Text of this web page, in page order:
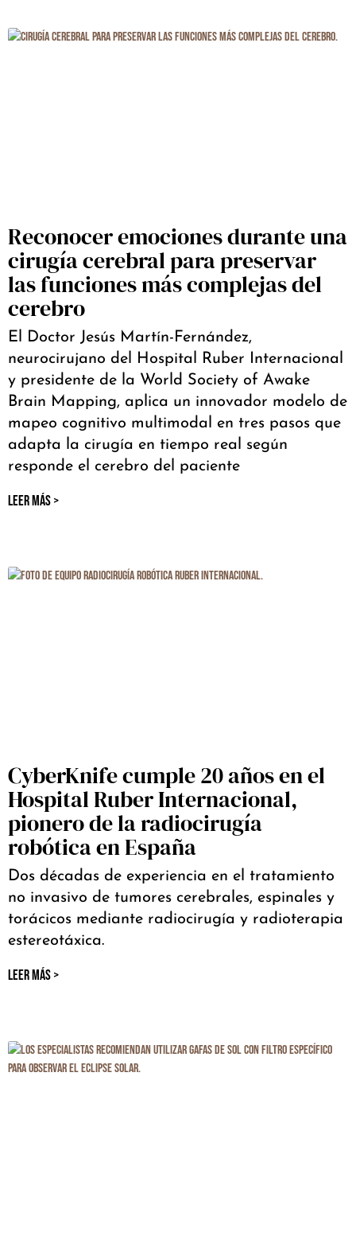
Reconocer emociones durante una
cirugía cerebral para preservar
las funciones más complejas del
cerebro
El Doctor Jesús Martín-Fernández,
neurocirujano del Hospital Ruber Internacional
y presidente de la World Society of Awake
Brain Mapping, aplica un innovador modelo de
mapeo cognitivo multimodal en tres pasos que
adapta la cirugía en tiempo real según
responde el cerebro del paciente
LEER MÁS >
CyberKnife cumple 20 años en el
Hospital Ruber Internacional,
pionero de la radiocirugía
robótica en España
Dos décadas de experiencia en el tratamiento
no invasivo de tumores cerebrales, espinales y
torácicos mediante radiocirugía y radioterapia
estereotáxica.
LEER MÁS >